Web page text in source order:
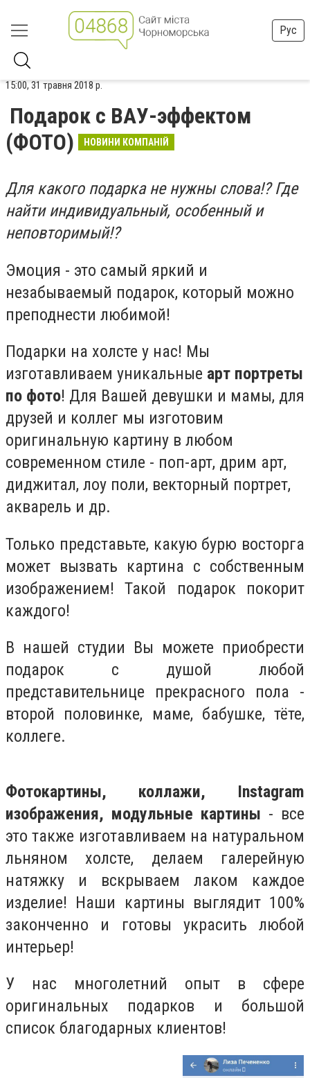
Рус
15:00, 31 травня 2018 р.
Подарок с ВАУ-эффектом
(ФОТО)
НОВИНИ КОМПАНІЙ
Для какого подарка не нужны слова!? Где
найти индивидуальный, особенный и
неповторимый!?
Эмоция - это самый яркий и
незабываемый подарок, который можно
преподнести любимой!
Подарки на холсте у нас! Мы
изготавливаем уникальные арт портреты
по фото! Для Вашей девушки и мамы, для
друзей и коллег мы изготовим
оригинальную картину в любом
современном стиле - поп-арт, дрим арт,
диджитал, лоу поли, векторный портрет,
акварель и др.
Только представьте, какую бурю восторга
может вызвать картина с собственным
изображением! Такой подарок покорит
каждого!
В нашей студии Вы можете приобрести
подарок с душой любой
представительнице прекрасного пола -
второй половинке, маме, бабушке, тёте,
коллеге.
Фотокартины, коллажи, Instagram
изображения, модульные картины - все
это также изготавливаем на натуральном
льняном холсте, делаем галерейную
натяжку и вскрываем лаком каждое
изделие! Наши картины выглядит 100%
законченно и готовы украсить любой
интерьер!
У нас многолетний опыт в сфере
оригинальных подарков и большой
список благодарных клиентов!